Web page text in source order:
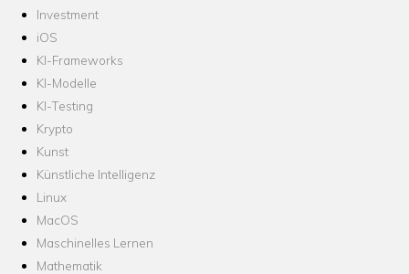
Investment
iOS
KI-Frameworks
KI-Modelle
KI-Testing
Krypto
Kunst
Künstliche Intelligenz
Linux
MacOS
Maschinelles Lernen
Mathematik